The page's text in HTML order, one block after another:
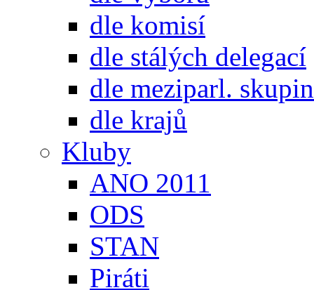
dle komisí
dle stálých delegací
dle meziparl. skupin
dle krajů
Kluby
ANO 2011
ODS
STAN
Piráti